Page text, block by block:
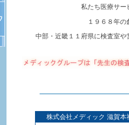
私たち医療サー
１９６８年
中部・近畿１１府県に検査室
株式会社メディック 滋賀本